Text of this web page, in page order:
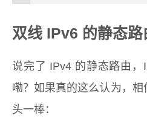
双线 IPv6 的静态路
说完了 IPv4 的静态路由
嘞？如果真的这么认为，
头一棒：